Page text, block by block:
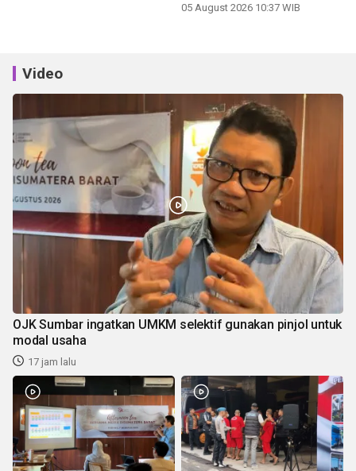
05 August 2026 10:37 WIB
Video
OJK Sumbar ingatkan UMKM selektif gunakan pinjol untuk
modal usaha
17 jam lalu